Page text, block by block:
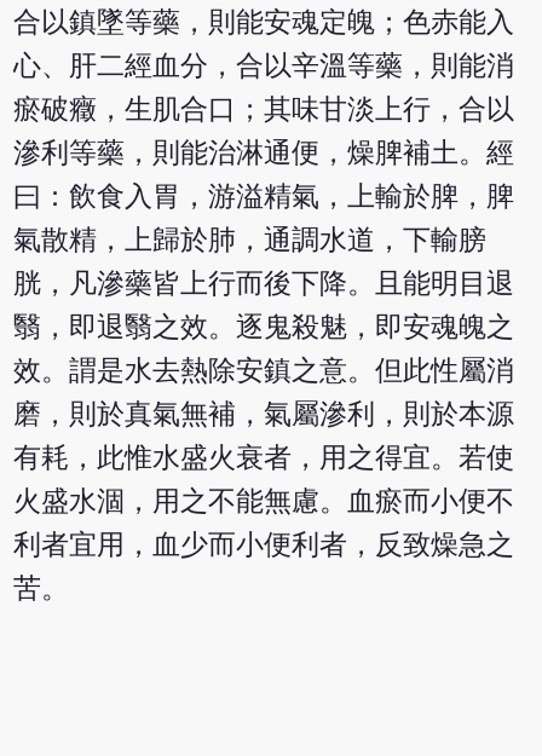
合以鎮墜等藥，則能安魂定魄；色赤能入
心、肝二經血分，合以辛溫等藥，則能消
瘀破癥，生肌合口；其味甘淡上行，合以
滲利等藥，則能治淋通便，燥脾補土。經
曰：飲食入胃，游溢精氣，上輸於脾，脾
氣散精，上歸於肺，通調水道，下輸膀
胱，凡滲藥皆上行而後下降。且能明目退
翳，即退翳之效。逐鬼殺魅，即安魂魄之
效。謂是水去熱除安鎮之意。但此性屬消
磨，則於真氣無補，氣屬滲利，則於本源
有耗，此惟水盛火衰者，用之得宜。若使
火盛水涸，用之不能無慮。血瘀而小便不
利者宜用，血少而小便利者，反致燥急之
苦。